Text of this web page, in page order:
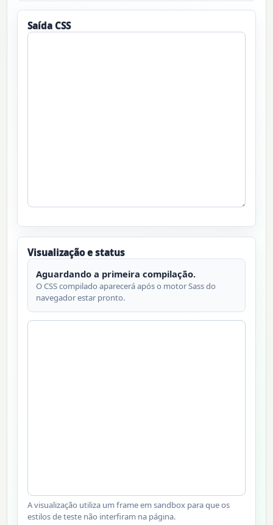
Saída CSS
Visualização e status
Aguardando a primeira compilação.
O CSS compilado aparecerá após o motor Sass do
navegador estar pronto.
A visualização utiliza um frame em sandbox para que os
estilos de teste não interfiram na página.